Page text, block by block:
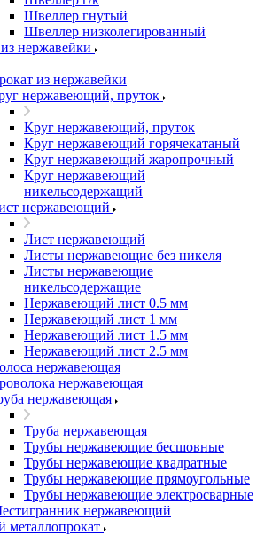
Швеллер гнутый
Швеллер низколегированный
нержавейки
из нержавейки
нержавеющий, пруток
Круг нержавеющий, пруток
Круг нержавеющий горячекатаный
Круг нержавеющий жаропрочный
Круг нержавеющий
никельсодержащий
нержавеющий
Лист нержавеющий
Листы нержавеющие без никеля
Листы нержавеющие
никельсодержащие
Нержавеющий лист 0.5 мм
Нержавеющий лист 1 мм
Нержавеющий лист 1.5 мм
Нержавеющий лист 2.5 мм
нержавеющая
нержавеющая
нержавеющая
Труба нержавеющая
Трубы нержавеющие бесшовные
Трубы нержавеющие квадратные
Трубы нержавеющие прямоугольные
Трубы нержавеющие электросварные
нержавеющий
металлопрокат